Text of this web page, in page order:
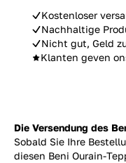
Kostenloser
Nachhaltige
Nicht gut, Geld
Klanten geven
Die Versendung des
Sobald Sie Ihre
diesen Beni Ourain-